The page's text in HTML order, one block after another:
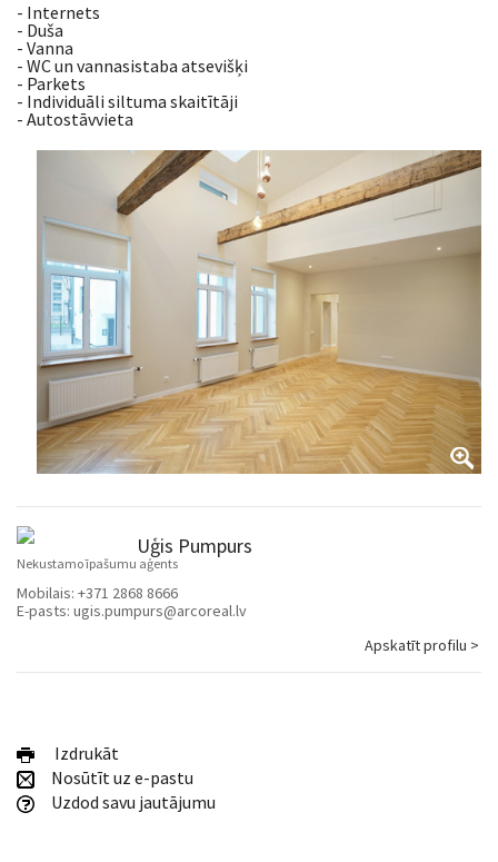
- Internets
- Duša
- Vanna
- WC un vannasistaba atsevišķi
- Parkets
- Individuāli siltuma skaitītāji
- Autostāvvieta
Uģis Pumpurs
Nekustamo īpašumu aģents
Mobilais: +371 2868 8666
E-pasts: ugis.pumpurs@arcoreal.lv
Apskatīt profilu >
Izdrukāt
Nosūtīt uz e-pastu
Uzdod savu jautājumu